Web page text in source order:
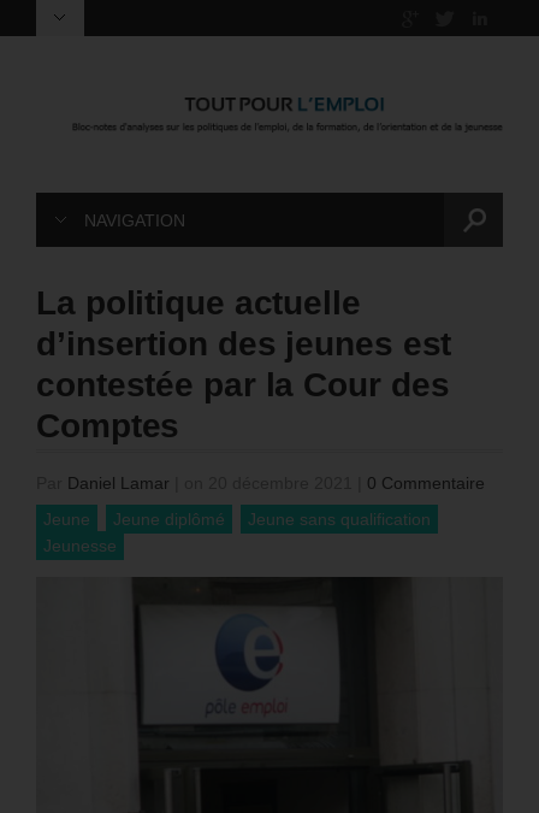
NAVIGATION
La politique actuelle
d’insertion des jeunes est
contestée par la Cour des
Comptes
Daniel Lamar
0 Commentaire
Jeune
Jeune diplômé
Jeune sans qualification
Jeunesse